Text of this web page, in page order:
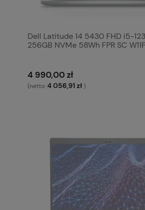
Dell Latitude 14 5430 FHD i5-
256GB NVMe 58Wh FPR SC
4 990,00 zł
(netto:4 056,91 zł )